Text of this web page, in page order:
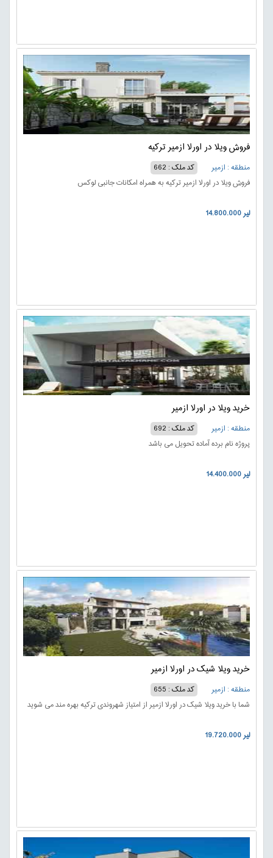
فروش ویلا در اورلا ازمیر ترکیه
منطقه : ازمیر
کد ملک : 662
فروش ویلا در اورلا ازمیر ترکیه به همراه امکانات جانبی لوکس
14.800.000 لیر
خرید ویلا در اورلا ازمیر
منطقه : ازمیر
کد ملک : 692
پروژه نام برده آماده تحویل می باشد
14.400.000 لیر
خرید ویلا شیک در اورلا ازمیر
منطقه : ازمیر
کد ملک : 655
شما با خرید ویلا شیک در اورلا ازمیر از امتیاز شهروندی ترکیه بهره مند می شوید
19.720.000 لیر